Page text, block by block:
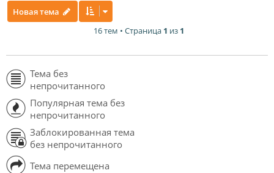
Новая тема
16 тем • Страница 1 из 1
Тема без
непрочитанного
Популярная тема без
непрочитанного
Заблокированная тема
без непрочитанного
Тема перемещена